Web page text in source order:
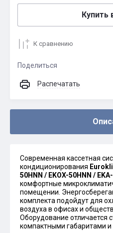
Купить
К сравнению
Поделиться
Распечатать
Современная кассетная
кондиционирования
50HNN / EKOX-50HNN /
комфортные
помещении.
комплекта подойдут для
воздуха в офисах и
Оборудование отличается
компактными габаритами